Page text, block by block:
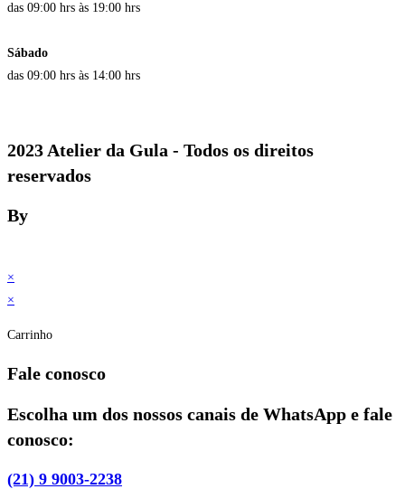
das 09:00 hrs às 19:00 hrs
Sábado
das 09:00 hrs às 14:00 hrs
2023 Atelier da Gula - Todos os direitos
reservados
By
×
×
Carrinho
Fale conosco
Escolha um dos nossos canais de WhatsApp e fale
conosco:
(21) 9 9003-2238